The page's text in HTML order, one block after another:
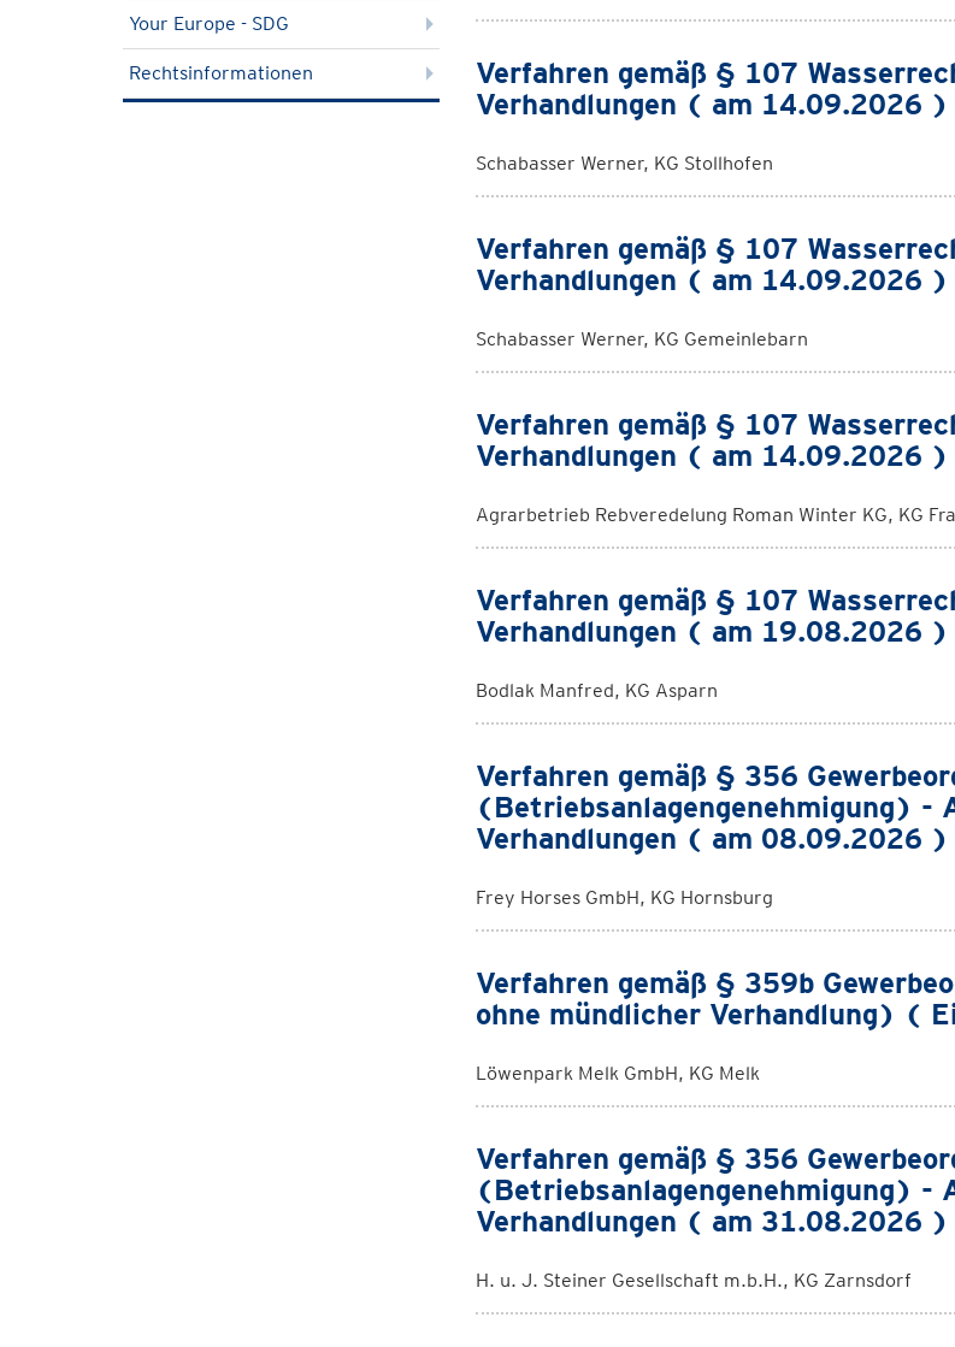
Your Europe - SDG
Rechtsinformationen
Verfahren gemäß § 107
Verhandlungen ( am 14.09.2026 )
Schabasser Werner, KG Stollhofen
Verfahren gemäß § 107
Verhandlungen ( am 14.09.2026 )
Schabasser Werner, KG Gemeinlebarn
Verfahren gemäß § 107
Verhandlungen ( am 14.09.2026 )
Agrarbetrieb Rebveredelung Roman Winter KG, KG
Verfahren gemäß § 107
Verhandlungen ( am 19.08.2026 )
Bodlak Manfred, KG Asparn
Verfahren gemäß § 356
(Betriebsanlagengenehmigung) -
Verhandlungen ( am 08.09.2026 )
Frey Horses GmbH, KG Hornsburg
Verfahren gemäß § 359b
ohne mündlicher Verhandlung) (
Löwenpark Melk GmbH, KG Melk
Verfahren gemäß § 356
(Betriebsanlagengenehmigung) -
Verhandlungen ( am 31.08.2026 )
H. u. J. Steiner Gesellschaft m.b.H., KG Zarnsdorf